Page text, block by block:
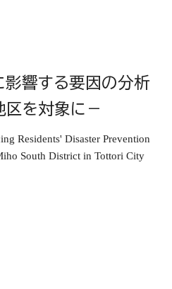
響する要因の分析
区を対象に－
Residents' Disaster Prevention
South District in Tottori City